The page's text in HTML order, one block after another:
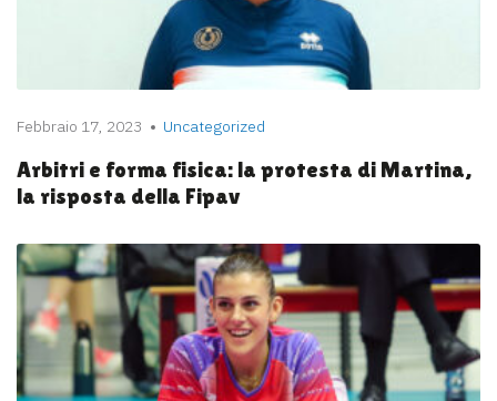
Febbraio 17, 2023 Uncategorized
Arbitri e forma fisica: la protesta di Martina,
la risposta della Fipav